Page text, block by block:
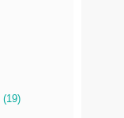
(19)